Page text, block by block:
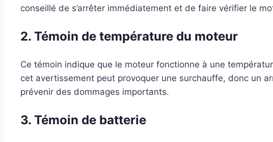
conseillé de s’arrêter immédiatement et de faire vérifier le
2. Témoin de température du moteur
Ce témoin indique que le moteur fonctionne à une
cet avertissement peut provoquer une surchauffe, donc un
prévenir des dommages importants.
3. Témoin de batterie